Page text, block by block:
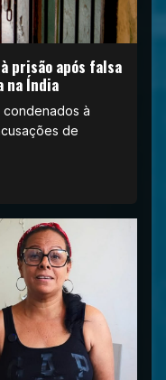
prisão após falsa
na Índia
condenados à
de